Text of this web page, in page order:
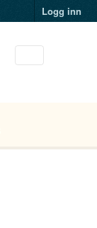
Logg inn